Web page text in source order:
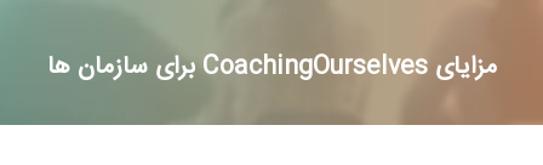
مزایای CoachingOurselves برای سازمان ها